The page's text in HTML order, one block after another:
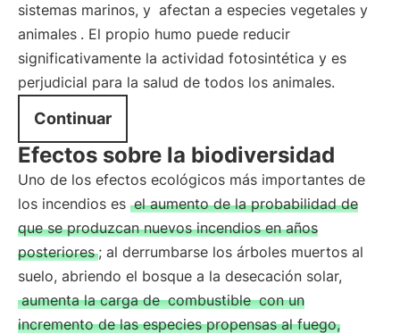
sistemas marinos, y afectan a especies vegetales y
animales . El propio humo puede reducir
significativamente la actividad fotosintética y es
perjudicial para la salud de todos los animales.
Continuar
Efectos sobre la biodiversidad
Uno de los efectos ecológicos más importantes de
los incendios es el aumento de la probabilidad de
que se produzcan nuevos incendios en años
posteriores ; al derrumbarse los árboles muertos al
suelo, abriendo el bosque a la desecación solar,
aumenta la carga de combustible con un
incremento de las especies propensas al fuego,